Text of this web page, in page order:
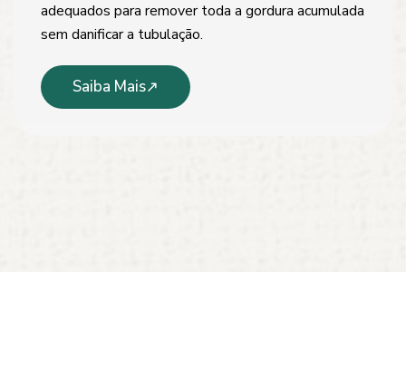
adequados para remover toda a gordura acumulada
sem danificar a tubulação.
Saiba Mais